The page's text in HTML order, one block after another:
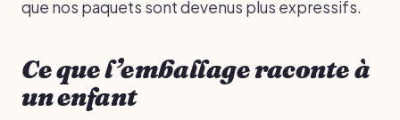
que nos paquets sont devenus plus expressifs.
Ce que l’emballage raconte à
un enfant